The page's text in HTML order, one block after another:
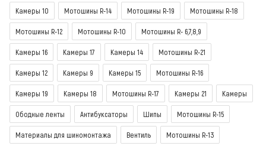
Камеры 10 Мотошины R-14 Мотошины R-19 Мотошины R-18
Мотошины R-12 Мотошины R-10 Мотошины R- 6,7,8,9
Камеры 16 Камеры 17 Камеры 14 Мотошины R-21
Камеры 12 Камеры 9 Камеры 15 Мотошины R-16
Камеры 19 Камеры 18 Мотошины R-17 Камеры 21 Камеры
Ободные ленты Антибуксаторы Шипы Мотошины R-15
Материалы для шиномонтажа Вентиль Мотошины R-13